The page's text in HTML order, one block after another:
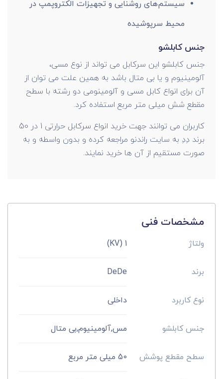
سیستم‌های روشنایی و تجهیزات الکتروپمپ در
محیط سرپوشیده
جنس کابلشو
جنس کابلشو این سرکابل می تواند از نوع مسی،
آلومینیوم و یا بی متال باشد به همین علت می توان از
آن برای انواع کابل مسی و آلومینومی دو رشته با سطح
مقطع شش میلی متر مربع استفاده کرد.
کاربران می توانند جهت خرید انواع سرکابل حرارتی 1 در 50
برند دِدِ به سایت راندنو مراجعه کرده و بدون واسطه و به
صورت مستقیم از آن ها خرید نمایند.
مشخصات فنی
ولتاژ 1 (KV)
برند DeDe
نوع کاربرد داخلی
جنس کابلشو مس,آلومینیوم,بی متال
سطح مقطع پوشش 50 میلی متر مربع